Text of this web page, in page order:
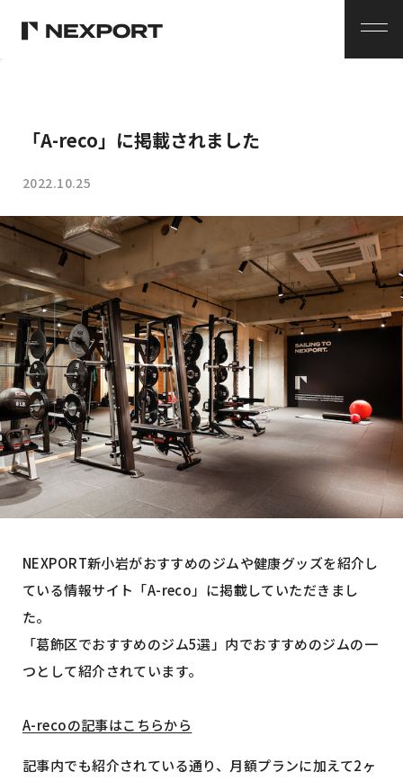
メ
「A-reco」に掲載されました
2022.10.25
NEXPORT新小岩がおすすめのジムや健康グッズを紹介し
ている情報サイト「A-reco」に掲載していただきまし
た。
「葛飾区でおすすめのジム5選」内でおすすめのジムの一
つとして紹介されています。
A-recoの記事はこちらから
記事内でも紹介されている通り、月額プランに加えて2ヶ